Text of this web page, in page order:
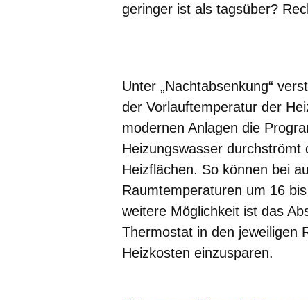
geringer ist als tagsüber?
Unter „Nachtabsenkung“
der Vorlauftemperatur der
modernen Anlagen die
Heizungswasser
Heizflächen. So können bei
Raumtemperaturen um 16
weitere Möglichkeit ist das
Thermostat in den jeweiligen
Heizkosten einzusparen.